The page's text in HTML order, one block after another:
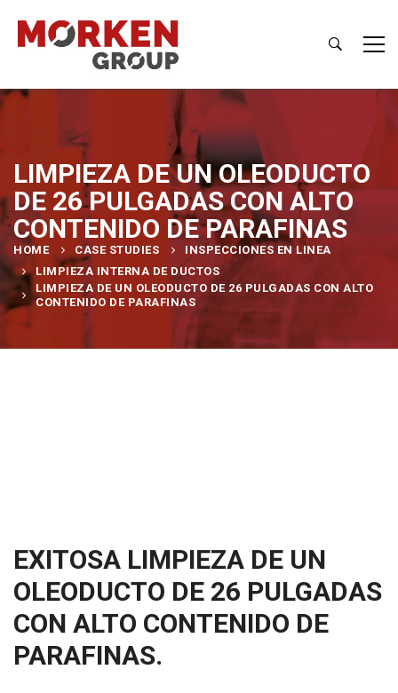
LIMPIEZA DE UN OLEODUCTO
DE 26 PULGADAS CON ALTO
CONTENIDO DE PARAFINAS
HOME CASE STUDIES
INSPECCIONES EN LINEA
LIMPIEZA INTERNA DE DUCTOS
LIMPIEZA DE UN OLEODUCTO DE 26 PULGADAS CON ALTO
CONTENIDO DE PARAFINAS
EXITOSA LIMPIEZA DE UN
OLEODUCTO DE 26 PULGADAS
CON ALTO CONTENIDO DE
PARAFINAS.